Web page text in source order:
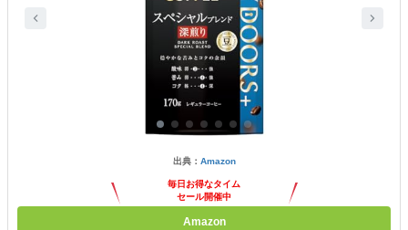
出典： Amazon
毎日お得なタイム
セール開催中
Amazon